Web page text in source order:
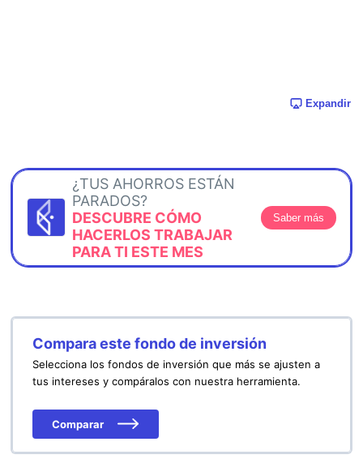
Expandir
¿TUS AHORROS ESTÁN
PARADOS?
DESCUBRE CÓMO
HACERLOS TRABAJAR
PARA TI ESTE MES
Saber más
Compara este fondo de inversión
Selecciona los fondos de inversión que más se ajusten a
tus intereses y compáralos con nuestra herramienta.
Comparar